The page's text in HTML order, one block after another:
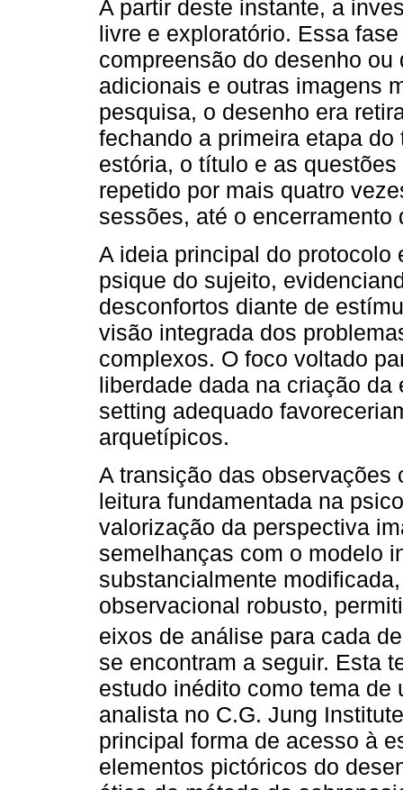
A partir deste instante, a
livre e exploratório. Essa
compreensão do desenho
adicionais e outras imagens
pesquisa, o desenho era
fechando a primeira etapa
estória, o título e as
repetido por mais quatro
sessões, até o encerramento
A ideia principal do
psique do sujeito,
desconfortos diante de
visão integrada dos
complexos. O foco voltado
liberdade dada na criação
setting adequado
arquetípicos.
A transição das observações
leitura fundamentada na
valorização da perspectiva
semelhanças com o modelo
substancialmente
observacional robusto,
eixos de análise para cada
se encontram a seguir. Esta
estudo inédito como tema de
analista no C.G. Jung
principal forma de acesso à
elementos pictóricos do